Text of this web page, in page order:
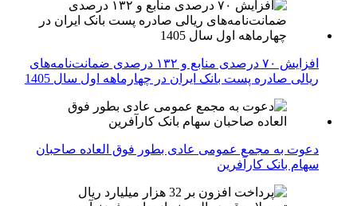
افزایش ۷۰ درصدی منابع و ۱۳۲ درصدی ضمانت‌نامه‌های
ریالی صادره پست بانک ایران در چهارماهه اول سال 1405
دعوت به مجمع عمومی عادی بطور فوق العاده صاحبان
سهام بانک کارآفرین